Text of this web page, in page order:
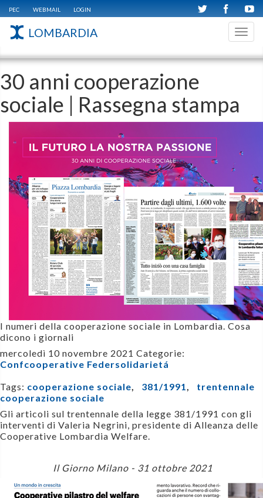
PEC WEBMAIL LOGIN
LOMBARDIA
30 anni cooperazione
sociale | Rassegna stampa
I numeri della cooperazione sociale in Lombardia. Cosa
dicono i giornali
mercoledì 10 novembre 2021 Categorie:
Confcooperative Federsolidarietá
Tags: cooperazione sociale, 381/1991, trentennale
cooperazione sociale
Gli articoli sul trentennale della legge 381/1991 con gli
interventi di Valeria Negrini, presidente di Alleanza delle
Cooperative Lombardia Welfare.
Il Giorno Milano - 31 ottobre 2021